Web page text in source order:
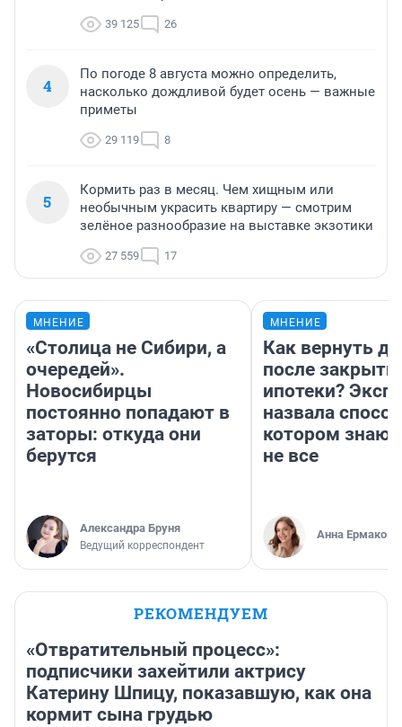
39 125 26
4
По погоде 8 августа можно определить,
насколько дождливой будет осень — важные
приметы
29 119 8
5
Кормить раз в месяц. Чем хищным или
необычным украсить квартиру — смотрим
зелёное разнообразие на выставке экзотики
27 559 17
МНЕНИЕ
«Столица не Сибири, а
очередей».
Новосибирцы
постоянно попадают в
заторы: откуда они
берутся
Александра Бруня
Ведущий корреспондент
МНЕНИЕ
Как вернуть
после
ипотеки?
назвала
котором
не все
Анна Ермакова
РЕКОМЕНДУЕМ
«Отвратительный процесс»:
подписчики захейтили актрису
Катерину Шпицу, показавшую, как она
кормит сына грудью